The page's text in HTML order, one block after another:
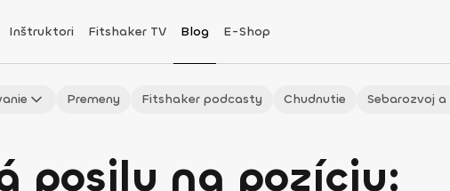
Inštruktori Fitshaker TV Blog E-Shop
Premeny Fitshaker podcasty Chudnutie Sebarozvoj
posilu na pozíciu: